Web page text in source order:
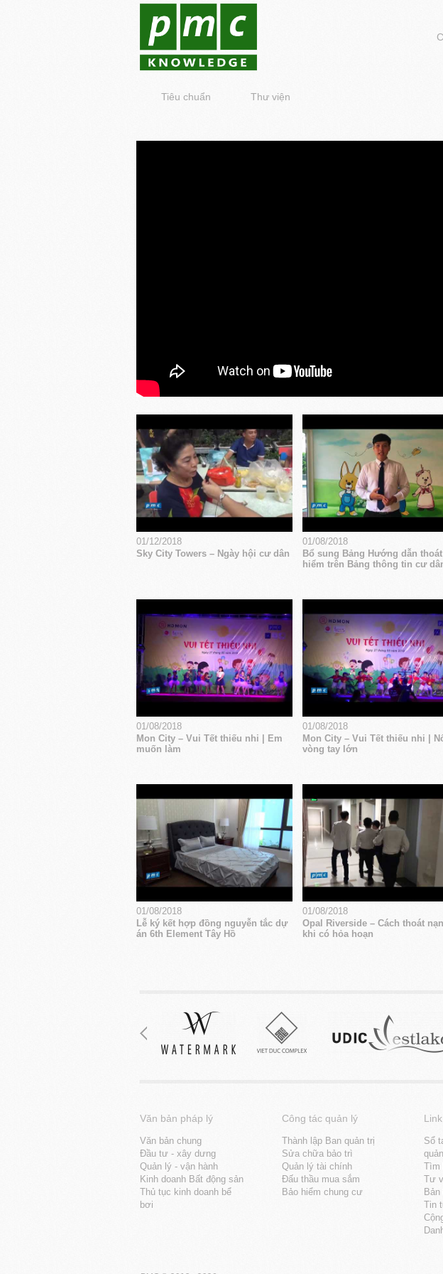
Tiêu chuẩn Thư viện
01/12/2018
Sky City Towers – Ngày hội cư dân
01/08/2018
Bổ sung Bảng Hướng dẫn thoát
hiểm trên Bảng thông tin cư
01/08/2018
Mon City – Vui Tết thiếu nhi | Em
muốn làm
01/08/2018
Mon City – Vui Tết thiếu nhi |
vòng tay lớn
01/08/2018
Lễ ký kết hợp đồng nguyễn tắc dự
án 6th Element Tây Hồ
01/08/2018
Opal Riverside – Cách thoát nạn
khi có hỏa hoạn
Văn bản pháp lý
Văn bản chung
Đầu tư - xây dưng
Quản lý - vận hành
Kinh doanh Bất động sản
Thủ tục kinh doanh bể
bơi
Công tác quản lý
Thành lập Ban quản trị
Sửa chữa bảo trì
Quản lý tài chính
Đấu thầu mua sắm
Bảo hiểm chung cư
Sổ
Tìm
Tư
Tin